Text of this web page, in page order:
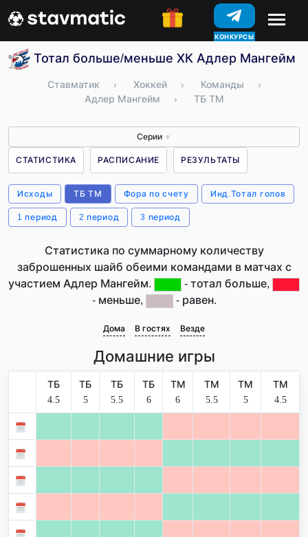
КОНКУРСЫ
Тотал больше/меньше ХК Адлер Мангейм
Ставматик › Хоккей › Команды
›
Адлер Мангейм
› ТБ ТМ
Серии ▼
СТАТИСТИКА РАСПИСАНИЕ РЕЗУЛЬТАТЫ
Исходы ТБ ТМ Фора по счету Инд.Тотал голов
1 период 2 период 3 период
Статистика по суммарному количеству
заброшенных шайб обеими командами в матчах с
участием Адлер Мангейм.
- тотал больше,
- меньше,
- равен.
Дома В гостях Везде
Домашние игры
ТБ
4.5
ТБ
5
ТБ
5.5
ТБ
6
ТМ
6
ТМ
5.5
ТМ
5
ТМ
4.5